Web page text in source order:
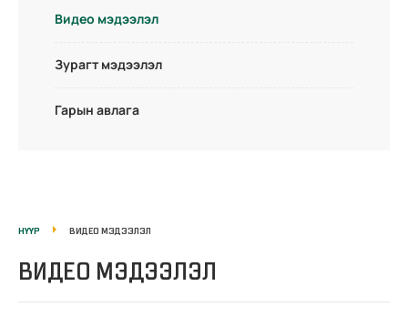
Видео мэдээлэл
Зурагт мэдээлэл
Гарын авлага
НҮҮР ВИДЕО МЭДЭЭЛЭЛ
ВИДЕО МЭДЭЭЛЭЛ